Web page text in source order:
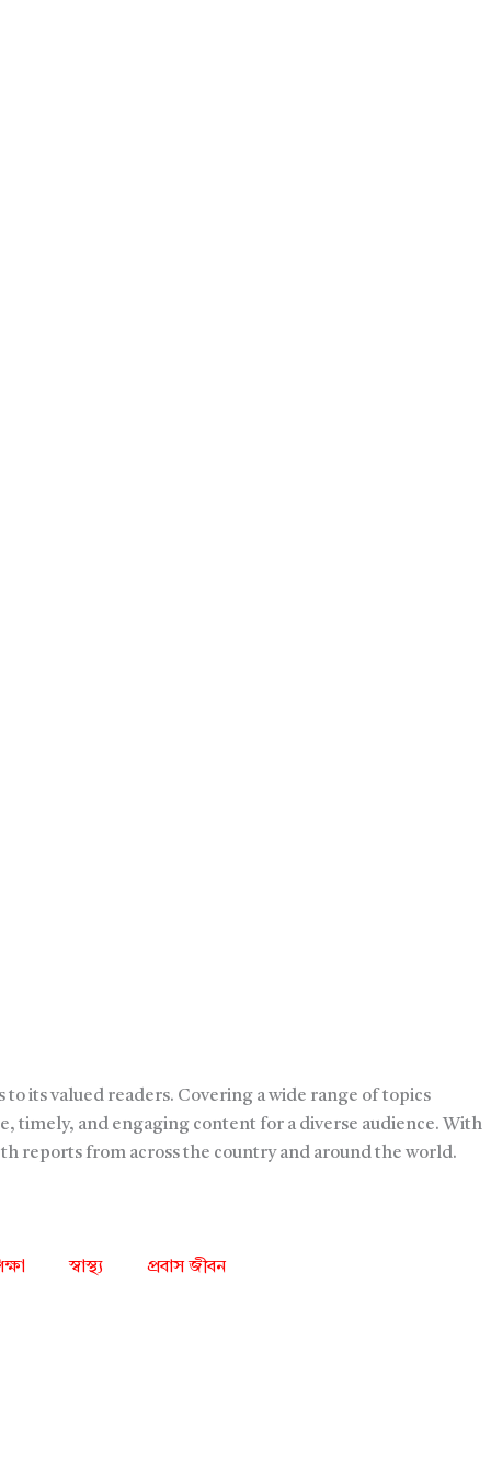
its valued readers. Covering a wide range of topics
timely, and engaging content for a diverse audience. With
reports from across the country and around the world.
স্বাস্থ্য প্রবাস জীবন